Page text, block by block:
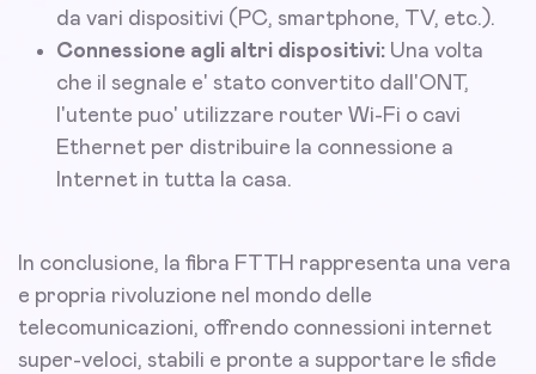
da vari dispositivi (PC, smartphone, TV, etc.).
Connessione agli altri dispositivi: Una volta
che il segnale e' stato convertito dall'ONT,
l'utente puo' utilizzare router Wi-Fi o cavi
Ethernet per distribuire la connessione a
Internet in tutta la casa.
In conclusione, la fibra FTTH rappresenta una vera
e propria rivoluzione nel mondo delle
telecomunicazioni, offrendo connessioni internet
super-veloci, stabili e pronte a supportare le sfide